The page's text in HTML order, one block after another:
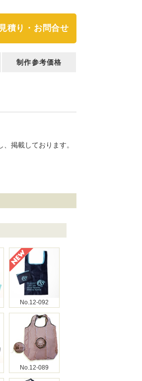
積り・お問合せ
制作参考価格
掲載しております。
No.12-092
No.12-089